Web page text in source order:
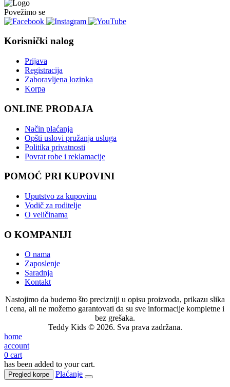
Povežimo se
Korisnički nalog
Prijava
Registracija
Zaboravljena lozinka
Korpa
ONLINE PRODAJA
Način plaćanja
Opšti uslovi pružanja usluga
Politika privatnosti
Povrat robe i reklamacije
POMOĆ PRI KUPOVINI
Uputstvo za kupovinu
Vodič za roditelje
O veličinama
O KOMPANIJI
O nama
Zaposlenje
Saradnja
Kontakt
Nastojimo da budemo što precizniji u opisu proizvoda, prikazu slika
i cena, ali ne možemo garantovati da su sve informacije kompletne i
bez grešaka.
Teddy Kids © 2026. Sva prava zadržana.
home
account
0 cart
has been added to your cart.
Pregled korpe Plaćanje